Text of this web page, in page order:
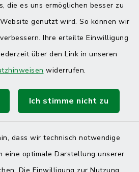
die es uns ermöglichen besser zu
genutzt wird. So können wir
Ihre erteilte Einwilligung
über den Link in unseren
widerrufen.
Ich stimme nicht zu
dass wir technisch notwendige
eine optimale Darstellung unserer